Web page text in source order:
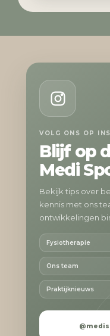
VOLG ONS OP
Blijf op
Medi
Bekijk tips over
kennis met ons
ontwikkelingen
Fysiotherapie
Ons team
Praktijknieuws